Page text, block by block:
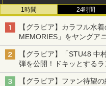
1時間 24時間
【グラビア】カラフル水
MEMORIES」をヤングア
【グラビア】「STU48 中
弾を公開！ドキッとする
【グラビア】ファン待望